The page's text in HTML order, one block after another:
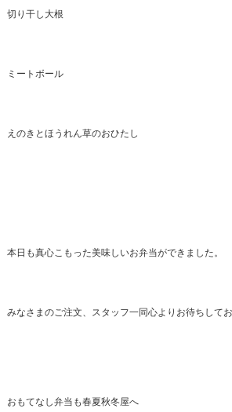
切り干し大根
ミートボール
えのきとほうれん草のおひたし
本日も真心こもった美味しいお弁当ができました。
みなさまのご注文、スタッフ一同心よりお待ちしてお
おもてなし弁当も春夏秋冬屋へ